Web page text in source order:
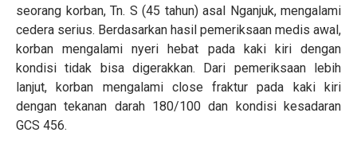
seorang korban, Tn. S (45 tahun) asal Nganjuk, mengalami
cedera serius. Berdasarkan hasil pemeriksaan medis awal,
korban mengalami nyeri hebat pada kaki kiri dengan
kondisi tidak bisa digerakkan. Dari pemeriksaan lebih
lanjut, korban mengalami close fraktur pada kaki kiri
dengan tekanan darah 180/100 dan kondisi kesadaran
GCS 456.